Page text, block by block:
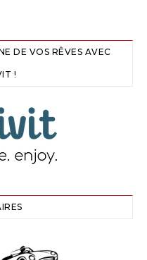
DE VOS RÊVES AVEC
!